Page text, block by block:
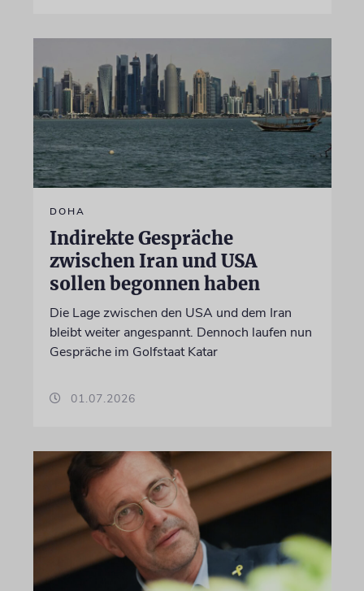
DOHA
Indirekte Gespräche
zwischen Iran und USA
sollen begonnen haben
Die Lage zwischen den USA und dem Iran
bleibt weiter angespannt. Dennoch laufen nun
Gespräche im Golfstaat Katar
01.07.2026